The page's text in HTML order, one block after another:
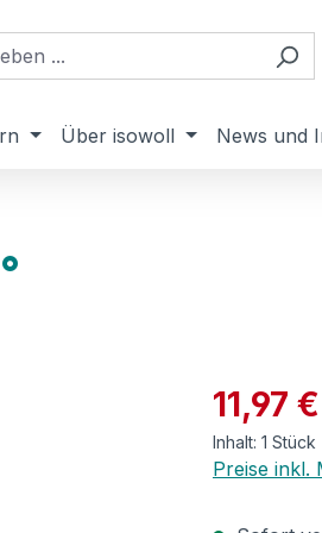
Über isowoll News und
11,97 €
Inhalt: 1 Stück
Preise inkl.